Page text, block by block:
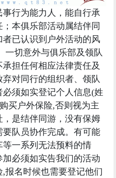
行为能力人，能自行承
本俱乐部活动属结伴同
者已认识到户外活动的风
一切意外与俱乐部及领队
担任何相应法律责任及
对同行的组织者、领队
须如实登记个人信息(姓
买户外保险,否则视为主
是结伴同游，没有保姆
队员协作完成。有可能
一系列无法预料的情
必须如实告我们的活动
报名时候也需要登记他们